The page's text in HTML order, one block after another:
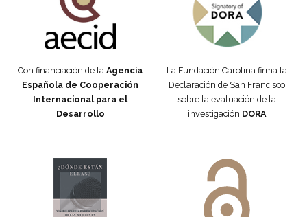
Con financiación de la Agencia
Española de Cooperación
Internacional para el
Desarrollo
La Fundación Carolina firma la
Declaración de San Francisco
sobre la evaluación de la
investigación DORA